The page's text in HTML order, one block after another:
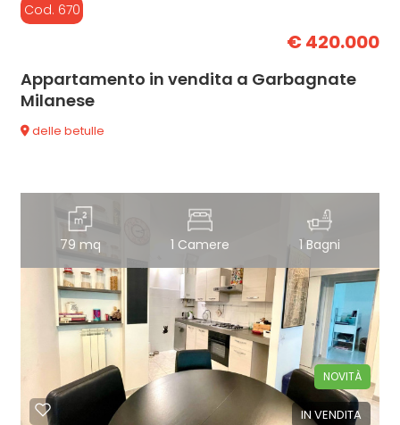
Cod. 670
€ 420.000
Appartamento in vendita a Garbagnate
Milanese
delle betulle
79 mq 1 Camere 1 Bagni
IN VENDITA
NOVITÀ